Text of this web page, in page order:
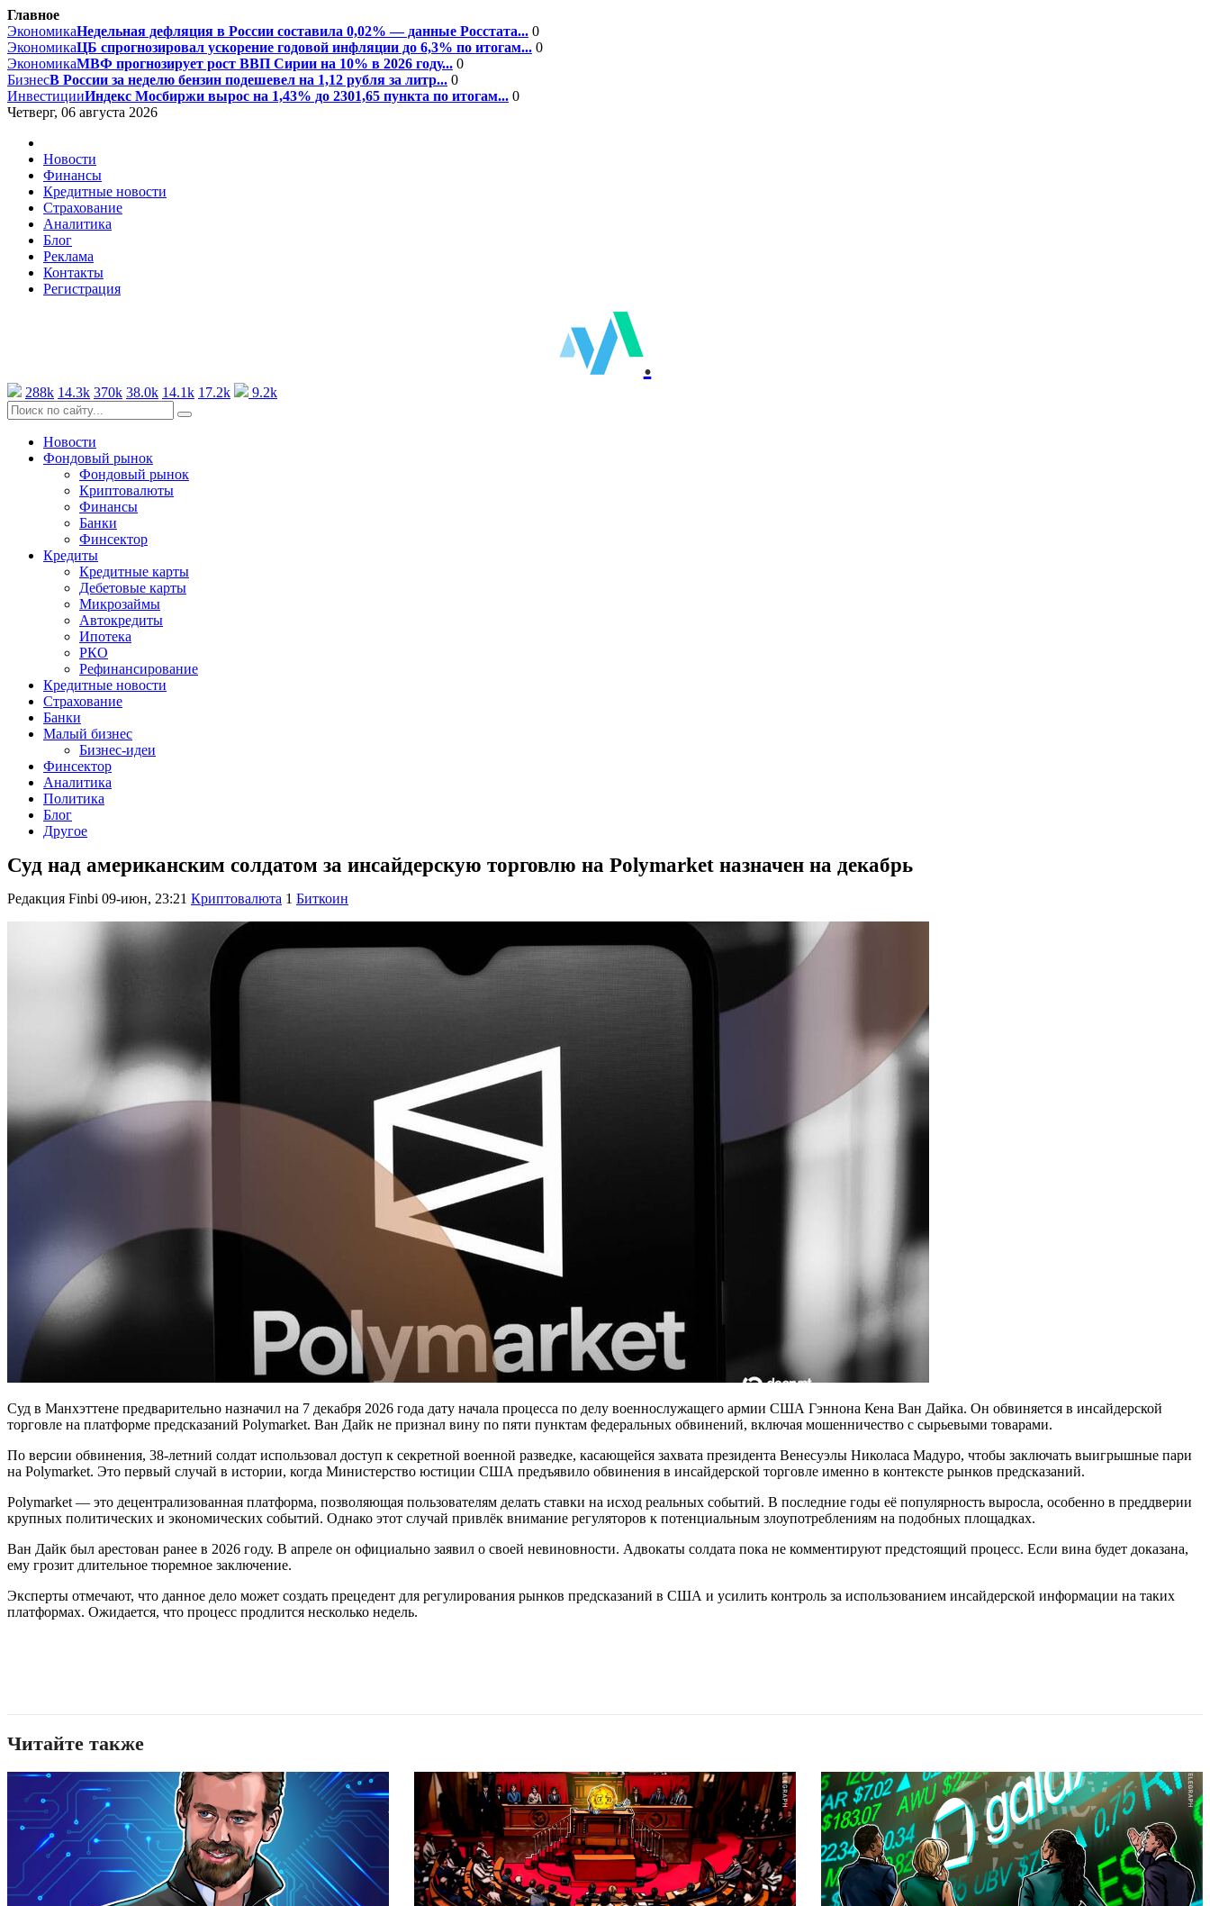
Главное
ЭкономикаНедельная дефляция в России составила 0,02% — данные Росстата... 0
ЭкономикаЦБ спрогнозировал ускорение годовой инфляции до 6,3% по итогам... 0
ЭкономикаМВФ прогнозирует рост ВВП Сирии на 10% в 2026 году... 0
БизнесВ России за неделю бензин подешевел на 1,12 рубля за литр... 0
ИнвестицииИндекс Мосбиржи вырос на 1,43% до 2301,65 пункта по итогам... 0
Четверг, 06 августа 2026
Новости
Финансы
Кредитные новости
Страхование
Аналитика
Блог
Реклама
Контакты
Регистрация
.
288k 14.3k 370k 38.0k 14.1k 17.2k 9.2k
Новости
Фондовый рынок
Фондовый рынок
Криптовалюты
Финансы
Банки
Финсектор
Кредиты
Кредитные карты
Дебетовые карты
Микрозаймы
Автокредиты
Ипотека
РКО
Рефинансирование
Кредитные новости
Страхование
Банки
Малый бизнес
Бизнес-идеи
Финсектор
Аналитика
Политика
Блог
Другое
Суд над американским солдатом за инсайдерскую торговлю на Polymarket назначен на декабрь
Редакция Finbi 09-июн, 23:21 Криптовалюта 1 Биткоин
Суд в Манхэттене предварительно назначил на 7 декабря 2026 года дату начала процесса по делу военнослужащего армии США Гэннона Кена Ван Дайка. Он обвиняется в инсайдерской
торговле на платформе предсказаний Polymarket. Ван Дайк не признал вину по пяти пунктам федеральных обвинений, включая мошенничество с сырьевыми товарами.
По версии обвинения, 38-летний солдат использовал доступ к секретной военной разведке, касающейся захвата президента Венесуэлы Николаса Мадуро, чтобы заключать выигрышные пари
на Polymarket. Это первый случай в истории, когда Министерство юстиции США предъявило обвинения в инсайдерской торговле именно в контексте рынков предсказаний.
Polymarket — это децентрализованная платформа, позволяющая пользователям делать ставки на исход реальных событий. В последние годы её популярность выросла, особенно в преддверии
крупных политических и экономических событий. Однако этот случай привлёк внимание регуляторов к потенциальным злоупотреблениям на подобных площадках.
Ван Дайк был арестован ранее в 2026 году. В апреле он официально заявил о своей невиновности. Адвокаты солдата пока не комментируют предстоящий процесс. Если вина будет доказана,
ему грозит длительное тюремное заключение.
Эксперты отмечают, что данное дело может создать прецедент для регулирования рынков предсказаний в США и усилить контроль за использованием инсайдерской информации на таких
платформах. Ожидается, что процесс продлится несколько недель.
Читайте также